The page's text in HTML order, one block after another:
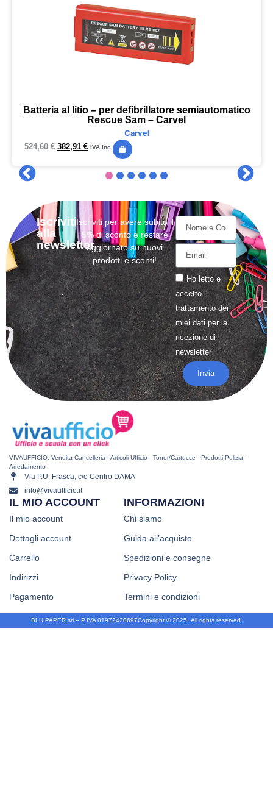
Batteria al litio – per defibrillatore semiautomatico
Rescue Sam – Carvel
Carvel
524,60€ 382,91 € IVA inc.
Iscriviti
alla
newsletter
Iscriviti per avere subito il
5% di sconto e restare
aggiornato su nuovi
prodotti e sconti!
Ho letto e
accetto il
trattamentodei
miei dati per la
ricezione di
newsletter
Invia
VIVAUFFICIO: Vendita Cancelleria - Articoli Ufficio - Toner/Cartucce - Prodotti Pulizia -
Arredamento
Via P.U. Frasca, c/o Centro DAMA
info@vivaufficio.it
INFORMAZIONI
Chi siamo
Guida all’acquisto
Spedizioni e consegne
Privacy Policy
Termini e condizioni
IL MIO ACCOUNT
Il mio account
Dettagli account
Carrello
Indirizzi
Pagamento
Copyright © 2025. All rights reserved.
BLU PAPER srl – P.IVA 01972420697